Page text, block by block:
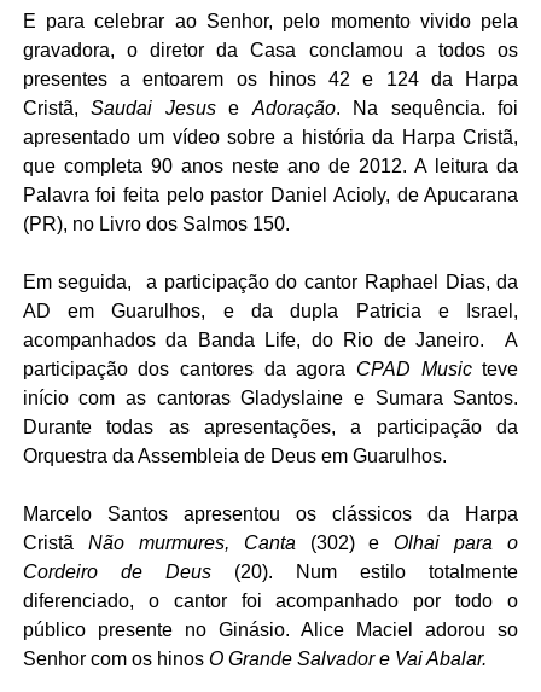
E para celebrar ao Senhor, pelo momento vivido pela
gravadora, o diretor da Casa conclamou a todos os
presentes a entoarem os hinos 42 e 124 da Harpa
Cristã,Saudai Jesuse Adoração. Na sequência. foi
apresentado um vídeo sobre a história da Harpa Cristã,
que completa 90 anos neste ano de 2012. A leitura da
Palavra foi feita pelo pastor Daniel Acioly, de Apucarana
(PR), no Livro dos Salmos 150.
Em seguida, a participação do cantor Raphael Dias, da
AD em Guarulhos, e da dupla Patricia e Israel,
acompanhados da Banda Life, do Rio de Janeiro.
A
participação dos cantores da agora CPAD Musicteve
início com as cantoras Gladyslaine e Sumara Santos.
Durante todas as apresentações, a participação da
Orquestra da Assembleia de Deus em Guarulhos.
Marcelo Santos apresentou os clássicos da Harpa
Cristã Não murmures, Canta (302) eOlhai para o
Cordeiro de Deus(20). Num estilo totalmente
diferenciado, o cantor foi acompanhado por todo o
público presente no Ginásio. Alice Maciel adorou so
Senhor com os hinos O Grande Salvador e Vai Abalar.